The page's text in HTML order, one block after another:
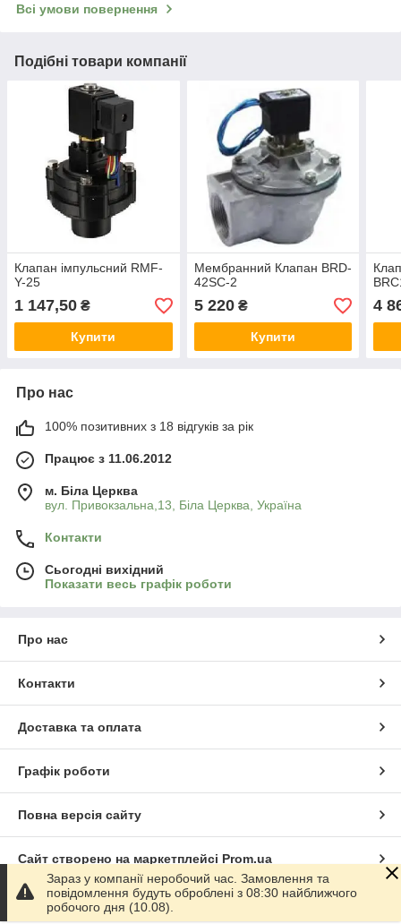
Всі умови повернення
Подібні товари компанії
Клапан імпульсний RMF-
Y-25
1 147,50 ₴
Купити
Мембранний Клапан BRD-
42SC-2
5 220₴
Купити
4
Про нас
100% позитивних з 18 відгуків за рік
Працює з 11.06.2012
м. Біла Церква
вул. Привокзальна,13, Біла Церква, Україна
Контакти
Сьогодні вихідний
Показати весь графік роботи
Про нас
Контакти
Доставка та оплата
Графік роботи
Повна версія сайту
Сайт створено на маркетплейсі Prom.ua
Політика конфіденційності
Зараз у компанії неробочий час. Замовлення та
повідомлення будуть оброблені з 08:30 найближчого
робочого дня (10.08).